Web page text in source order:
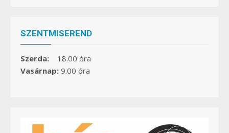
SZENTMISEREND
Szerda: 18.00 óra
Vasárnap: 9.00 óra